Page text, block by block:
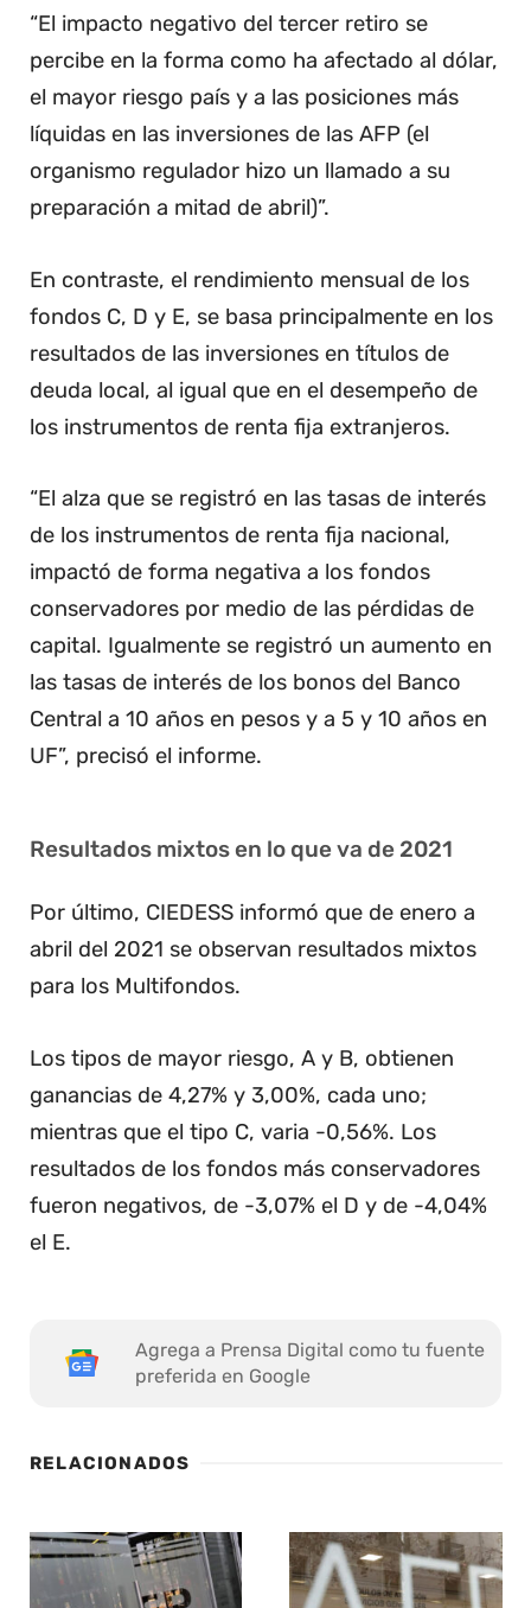
“El impacto negativo del tercer retiro se
percibe en la forma como ha afectado al dólar,
el mayor riesgo país y a las posiciones más
líquidas en las inversiones de las AFP (el
organismo regulador hizo un llamado a su
preparación a mitad de abril)”.
En contraste, el rendimiento mensual de los
fondos C, D y E, se basa principalmente en los
resultados de las inversiones en títulos de
deuda local, al igual que en el desempeño de
los instrumentos de renta fija extranjeros.
“El alza que se registró en las tasas de interés
de los instrumentos de renta fija nacional,
impactó de forma negativa a los fondos
conservadores por medio de las pérdidas de
capital. Igualmente se registró un aumento en
las tasas de interés de los bonos del Banco
Central a 10 años en pesos y a 5 y 10 años en
UF”, precisó el informe.
Resultados mixtos en lo que va de 2021
Por último, CIEDESS informó que de enero a
abril del 2021 se observan resultados mixtos
para los Multifondos.
Los tipos de mayor riesgo, A y B, obtienen
ganancias de 4,27% y 3,00%, cada uno;
mientras que el tipo C, varia -0,56%. Los
resultados de los fondos más conservadores
fueron negativos, de -3,07% el D y de -4,04%
el E.
Agrega a Prensa Digital como tu fuente
preferida en Google
RELACIONADOS